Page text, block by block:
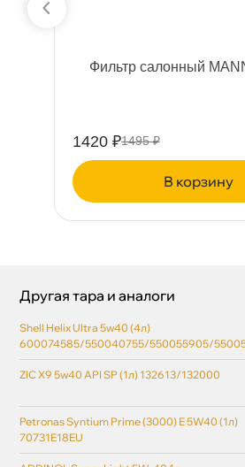
Фильтр салонный
1420 ₽1495 ₽
корзину
Другая тара и аналоги
Shell Helix Ultra 5w40 (4л)
600074585/550040755/550055905/
ZIC X9 5w40 API SP (1л) 132613/132000
Petronas Syntium Prime (3000) E 5W40 (1л)
70731E18EU